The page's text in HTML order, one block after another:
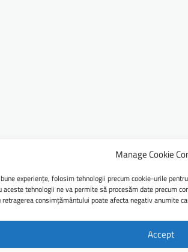
Manage Cookie
experiențe, folosim tehnologii precum cookie-urile
tehnologii ne va permite să procesăm date precum
consimțământului poate afecta negativ anumite
Accept